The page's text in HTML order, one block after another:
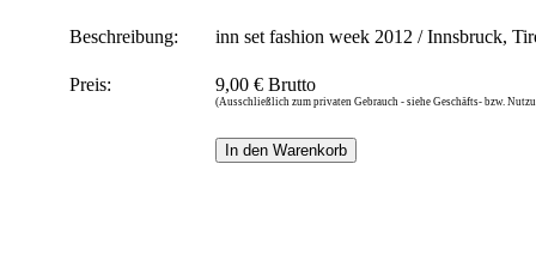
Beschreibung: inn set fashion week 2012 / Innsbruck,
Preis: 9,00 € Brutto
(Ausschließlich zum privaten Gebrauch - siehe Geschäfts- bzw.